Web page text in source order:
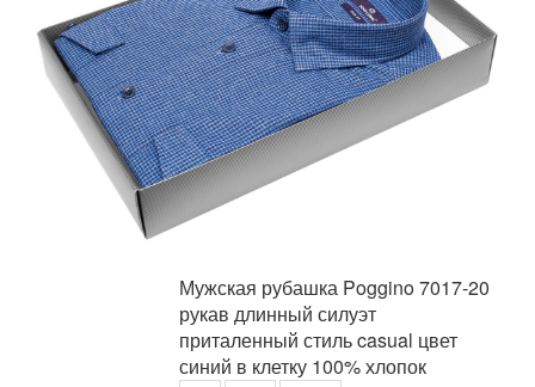
Мужская рубашка Poggino 7017-20
рукав длинный силуэт
приталенный стиль casual цвет
синий в клетку 100% хлопок